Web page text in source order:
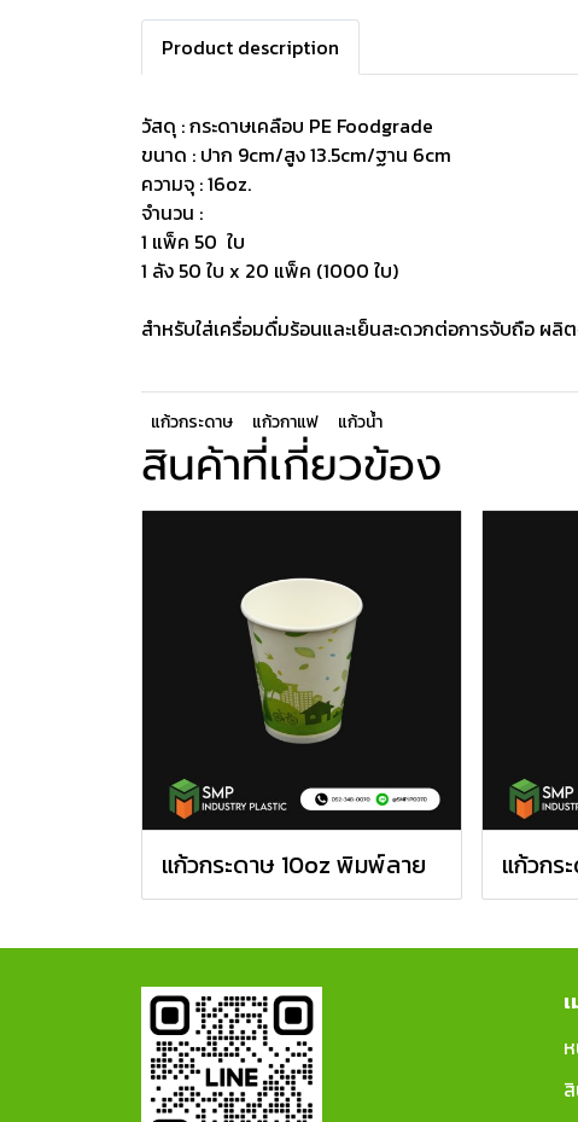
Product description
วัสดุ : กระดาษเคลือบ PE Foodgrade
ขนาด : ปาก 9cm/สูง 13.5cm/ฐาน 6cm
ความจุ : 16oz.
จำนวน :
1 แพ็ค 50 ใบ
1 ลัง 50 ใบ x 20 แพ็ค (1000 ใบ)
สำหรับใส่เครื่อมดื่มร้อนและเย็นสะดวกต่อการจับถือ ผ
แก้วกระดาษ แก้วกาแฟ แก้วน้ำ
สินค้าที่เกี่ยวข้อง
แก้วกระดาษ 10oz พิมพ์ลาย แก้วกร